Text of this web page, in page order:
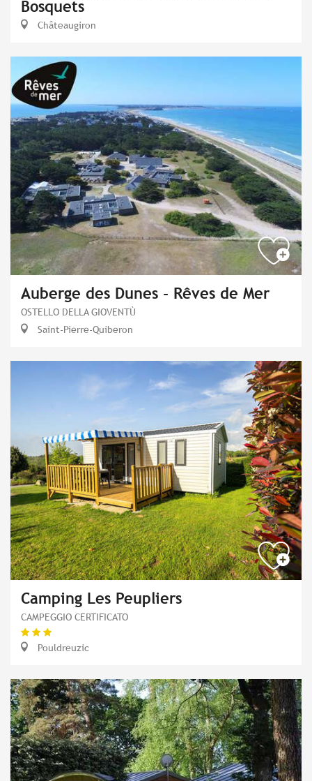
Bosquets
Châteaugiron
Auberge des Dunes - Rêves de Mer
OSTELLO DELLA GIOVENTÙ
Saint-Pierre-Quiberon
Camping Les Peupliers
CAMPEGGIO CERTIFICATO
Pouldreuzic